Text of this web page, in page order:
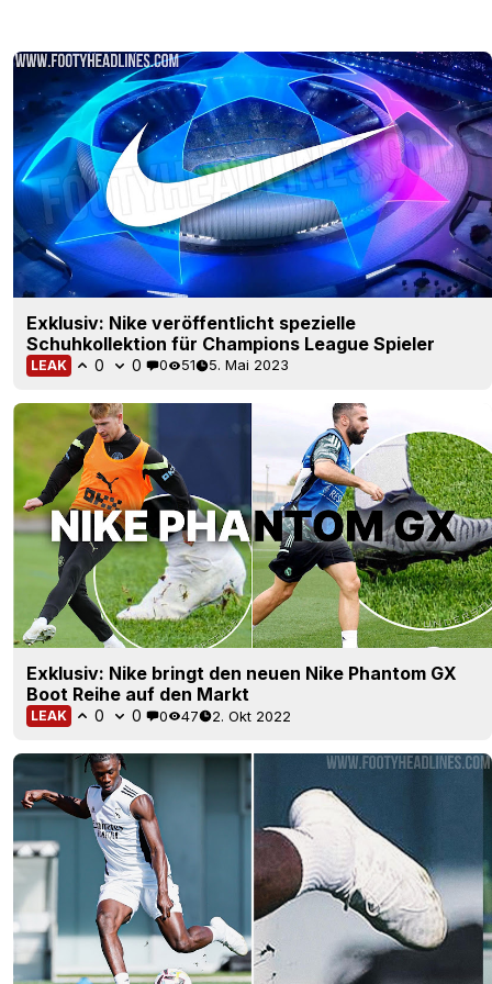
Exklusiv: Nike veröffentlicht spezielle
Schuhkollektion für Champions League Spieler
LEAK 0 0 0 51 5. Mai 2023
Exklusiv: Nike bringt den neuen Nike Phantom GX
Boot Reihe auf den Markt
LEAK 0 0 0 47 2. Okt 2022